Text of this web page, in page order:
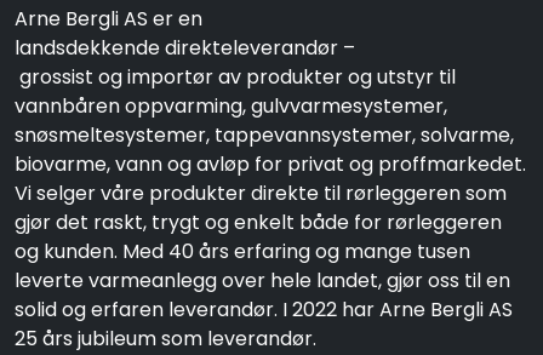
Arne Bergli AS er en
landsdekkende direkteleverandør –
grossist og importør av produkter og utstyr til
vannbåren oppvarming, gulvvarmesystemer,
snøsmeltesystemer, tappevannsystemer, solvarme,
biovarme, vann og avløp for privat og proffmarkedet.
Vi selger våre produkter direkte til rørleggeren som
gjør det raskt, trygt og enkelt både for rørleggeren
og kunden. Med 40 års erfaring og mange tusen
leverte varmeanlegg over hele landet, gjør oss til en
solid og erfaren leverandør. I 2022 har Arne Bergli AS
25 års jubileum som leverandør.